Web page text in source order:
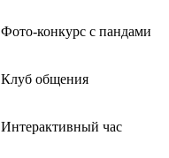
Фото-конкурс с пандами
Клуб общения
Интерактивный час